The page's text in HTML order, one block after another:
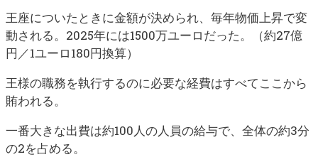
王座についたときに金額が決められ、毎年物価上昇で変
動される。2025年には1500万ユーロだった。（約27億
円／1ユーロ180円換算）
王様の職務を執行するのに必要な経費はすべてここから
賄われる。
一番大きな出費は約100人の人員の給与で、全体の約3分
の2を占める。